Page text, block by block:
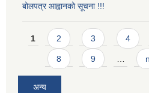
बोलपत्र आह्वानको सूचना !!!
Pages
1 2 3 4
8 9 …
अन्य